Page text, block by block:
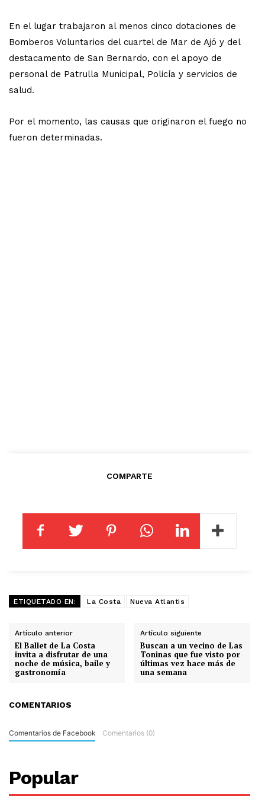
En el lugar trabajaron al menos cinco dotaciones de
Bomberos Voluntarios del cuartel de Mar de Ajó y del
destacamento de San Bernardo, con el apoyo de
personal de Patrulla Municipal, Policía y servicios de
salud.
Por el momento, las causas que originaron el fuego no
fueron determinadas.
COMPARTE
ETIQUETADO EN: La Costa Nueva Atlantis
Artículo anterior
El Ballet de La Costa
invita a disfrutar de una
noche de música, baile y
gastronomía
Artículo siguiente
Buscan a un vecino de Las
Toninas que fue visto por
últimas vez hace más de
una semana
COMENTARIOS
Comentarios de Facebook Comentarios (0)
Popular